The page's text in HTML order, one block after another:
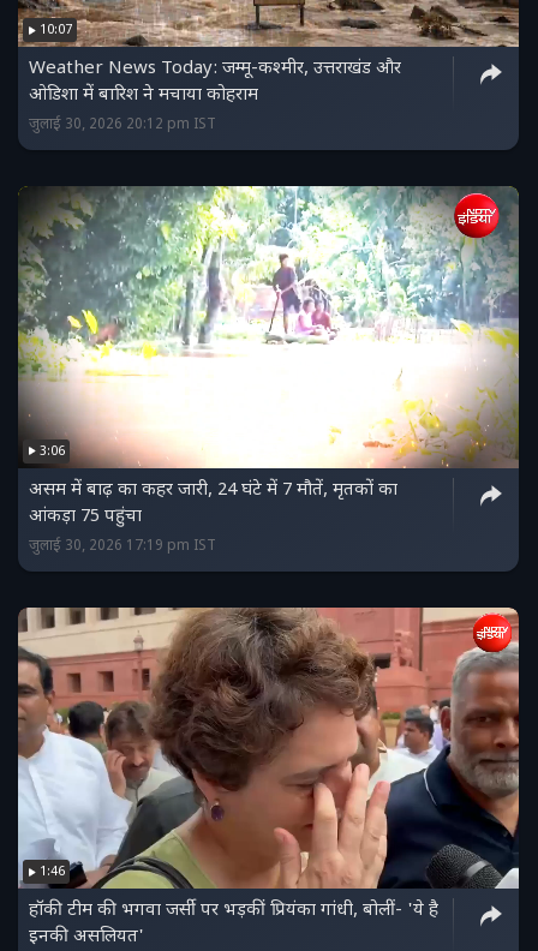
10:07
Weather News Today: जम्मू-कश्मीर, उत्तराखंड और
ओडिशा में बारिश ने मचाया कोहराम
जुलाई 30, 2026 20:12 pm IST
3:06
असम में बाढ़ का कहर जारी, 24 घंटे में 7 मौतें, मृतकों का
आंकड़ा 75 पहुंचा
जुलाई 30, 2026 17:19 pm IST
1:46
हॉकी टीम की भगवा जर्सी पर भड़कीं प्रियंका गांधी, बोलीं- 'ये है
इनकी असलियत'